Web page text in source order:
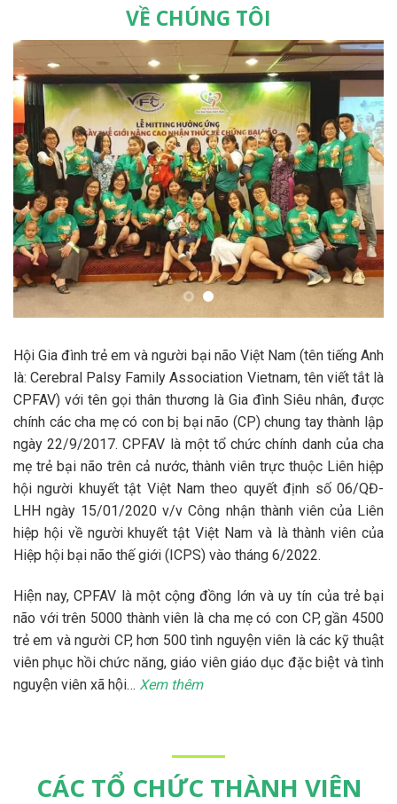
VỀ CHÚNG TÔI
Hội Gia đình trẻ em và người bại não Việt Nam (tên tiếng Anh
là: Cerebral Palsy Family Association Vietnam, tên viết tắt là
CPFAV) với tên gọi thân thương là Gia đình Siêu nhân, được
chính các cha mẹ có con bị bại não (CP) chung tay thành lập
ngày 22/9/2017. CPFAV là một tổ chức chính danh của cha
mẹ trẻ bại não trên cả nước, thành viên trực thuộc Liên hiệp
hội người khuyết tật Việt Nam theo quyết định số 06/QĐ-
LHH ngày 15/01/2020 v/v Công nhận thành viên của Liên
hiệp hội về người khuyết tật Việt Nam và là thành viên của
Hiệp hội bại não thế giới (ICPS) vào tháng 6/2022.
Hiện nay, CPFAV là một cộng đồng lớn và uy tín của trẻ bại
não với trên 5000 thành viên là cha mẹ có con CP, gần 4500
trẻ em và người CP, hơn 500 tình nguyện viên là các kỹ thuật
viên phục hồi chức năng, giáo viên giáo dục đặc biệt và tình
nguyện viên xã hội… Xem thêm
CÁC TỔ CHỨC THÀNH VIÊN